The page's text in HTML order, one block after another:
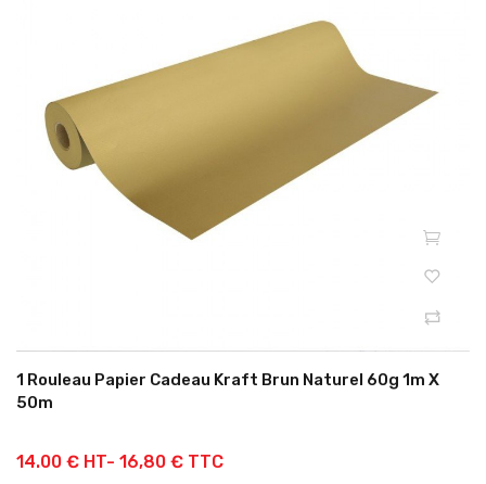
1 Rouleau Papier Cadeau Kraft Brun Naturel 60g 1m X
50m
14.00 € HT- 16,80 € TTC